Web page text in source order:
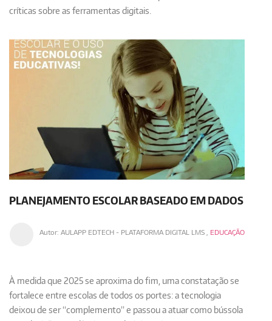
críticas sobre as ferramentas digitais.
PLANEJAMENTO ESCOLAR BASEADO EM DADOS
Autor: AULAPP EDTECH - PLATAFORMA DIGITAL LMS, EDUCAÇÃO
À medida que 2025 se aproxima do fim, uma constatação se
fortalece entre escolas de todos os portes: a tecnologia
deixou de ser “complemento” e passou a atuar como bússola